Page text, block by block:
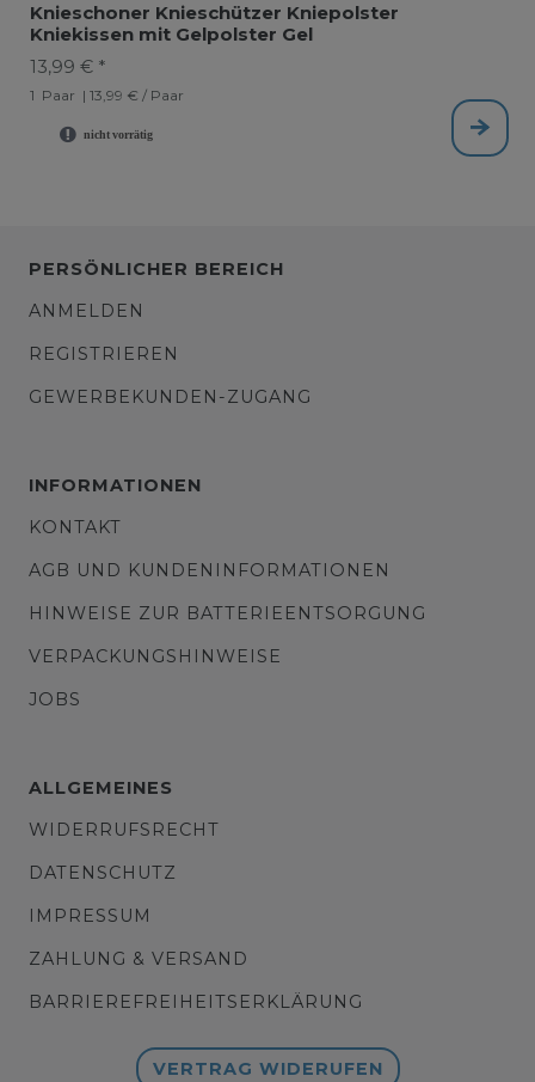
Knieschoner Knieschützer Kniepolster
Kniekissen mit Gelpolster Gel
13,99 € *
1 Paar | 13,99 € / Paar
PERSÖNLICHER BEREICH
ANMELDEN
REGISTRIEREN
GEWERBEKUNDEN-ZUGANG
INFORMATIONEN
KONTAKT
AGB UND KUNDENINFORMATIONEN
HINWEISE ZUR BATTERIEENTSORGUNG
VERPACKUNGSHINWEISE
JOBS
ALLGEMEINES
WIDERRUFSRECHT
DATENSCHUTZ
IMPRESSUM
ZAHLUNG & VERSAND
BARRIEREFREIHEITSERKLÄRUNG
VERTRAG WIDERUFEN